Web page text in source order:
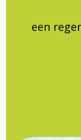
een